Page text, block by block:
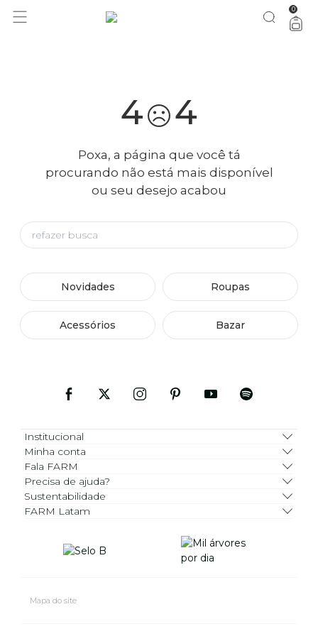
você merece 30% OFF pra comemorar com a gente aproveita! 0
4 4
Poxa, a página que você tá
procurando não está mais disponível
ou seu desejo acabou
Novidades Roupas
Acessórios Bazar
Institucional
Minha conta
Fala FARM
Precisa de ajuda?
Sustentabilidade
FARM Latam
Mapa do site